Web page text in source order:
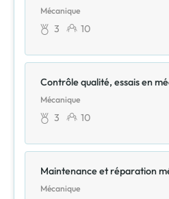
Mécanique
3 10
Contrôle qualité, essais en
Mécanique
3 10
Maintenance et réparation
Mécanique